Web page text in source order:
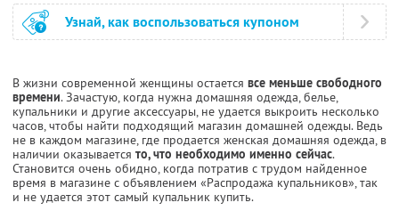
Узнай, как воспользоваться купоном
В жизни современной женщины остается все меньше свободного
времени. Зачастую, когда нужна домашняя одежда, белье,
купальники и другие аксессуары, не удается выкроить несколько
часов, чтобы найти подходящий магазин домашней одежды. Ведь
не в каждом магазине, где продается женская домашняя одежда, в
наличии оказывается то, что необходимо именно сейчас.
Становится очень обидно, когда потратив с трудом найденное
время в магазине с объявлением «Распродажа купальников», так
и не удается этот самый купальник купить.